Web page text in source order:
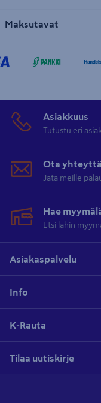
Maksutavat
Asiakkuus
Tutustu eri
Ota yhteyttä
Jätä meille
Hae
Etsi lähin
Asiakaspalvelu
Info
K-Rauta
Tilaa uutiskirje